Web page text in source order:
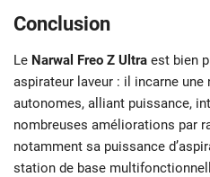
Conclusion
Le Narwal Freo Z Ultra est bien
aspirateur laveur : il incarne
autonomes, alliant puissance,
nombreuses améliorations par
notamment sa puissance
station de base